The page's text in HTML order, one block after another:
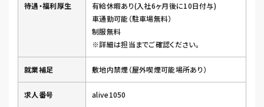
待遇・福利厚生
有給休暇あり(入社6ヶ月後に10日付与)
車通勤可能（駐車場無料）
制服無料
※詳細は担当までご確認ください。
就業補足 敷地内禁煙（屋外喫煙可能場所あり）
求人番号 alive1050